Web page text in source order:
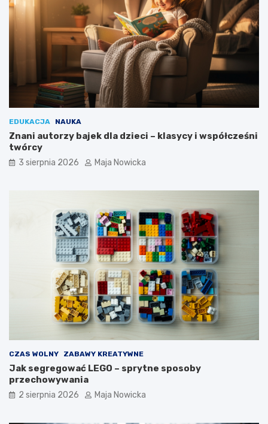
EDUKACJA NAUKA
Znani autorzy bajek dla dzieci – klasycy i współcześni
twórcy
3 sierpnia 2026 Maja Nowicka
CZAS WOLNY ZABAWY KREATYWNE
Jak segregować LEGO – sprytne sposoby
przechowywania
2 sierpnia 2026 Maja Nowicka